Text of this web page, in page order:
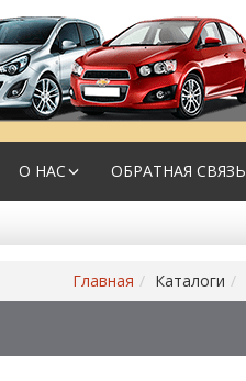
О НАС ОБРАТНАЯ СВЯЗЬ
Главная Каталоги